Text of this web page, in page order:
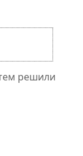
решили